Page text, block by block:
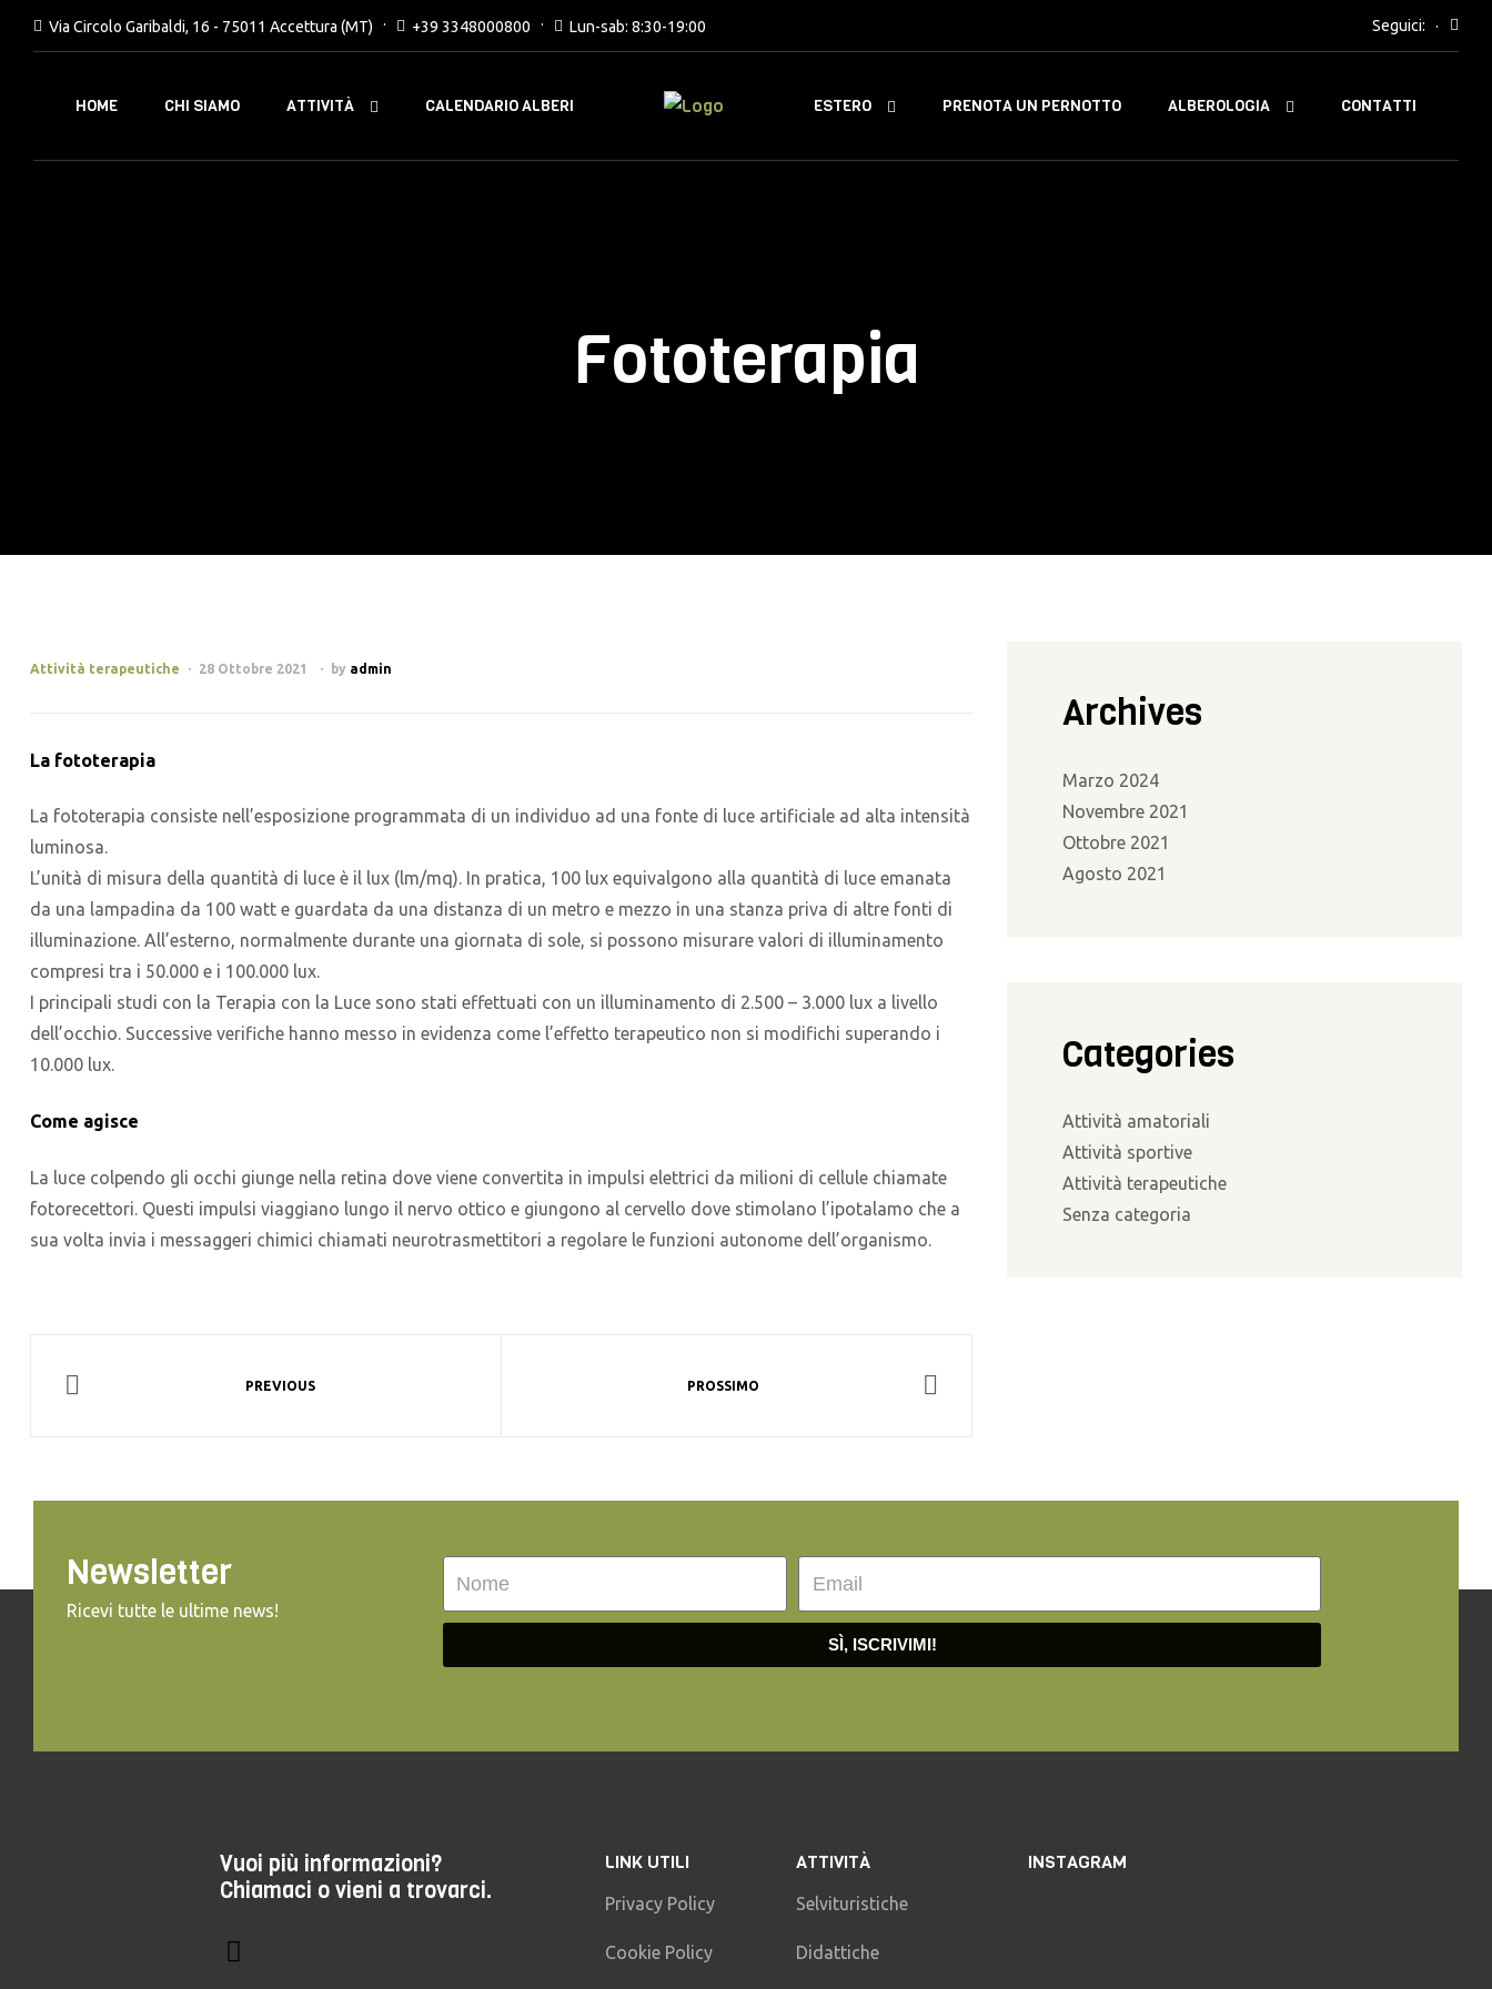
Via Circolo Garibaldi, 16 - 75011 Accettura (MT) +39 3348000800 Lun-sab: 8:30-19:00 Seguici:
HOME CHI SIAMO ATTIVITÀ CALENDARIO ALBERI ESTERO PRENOTA UN PERNOTTO ALBEROLOGIA CONTATTI
Fototerapia
Attività terapeutiche 28 Ottobre 2021 by admin
La fototerapia
La fototerapia consiste nell’esposizione programmata di un individuo ad una fonte di luce artificiale ad alta intensità
luminosa.
L’unità di misura della quantità di luce è il lux (lm/mq). In pratica, 100 lux equivalgono alla quantità di luce emanata
da una lampadina da 100 watt e guardata da una distanza di un metro e mezzo in una stanza priva di altre fonti di
illuminazione. All’esterno, normalmente durante una giornata di sole, si possono misurare valori di illuminamento
compresi tra i 50.000 e i 100.000 lux.
I principali studi con la Terapia con la Luce sono stati effettuati con un illuminamento di 2.500 – 3.000 lux a livello
dell’occhio. Successive verifiche hanno messo in evidenza come l’effetto terapeutico non si modifichi superando i
10.000 lux.
Come agisce
La luce colpendo gli occhi giunge nella retina dove viene convertita in impulsi elettrici da milioni di cellule chiamate
fotorecettori. Questi impulsi viaggiano lungo il nervo ottico e giungono al cervello dove stimolano l’ipotalamo che a
sua volta invia i messaggeri chimici chiamati neurotrasmettitori a regolare le funzioni autonome dell’organismo.
PREVIOUS PROSSIMO
Archives
Marzo 2024
Novembre 2021
Ottobre 2021
Agosto 2021
Categories
Attività amatoriali
Attività sportive
Attività terapeutiche
Senza categoria
Newsletter
Ricevi tutte le ultime news!
SÌ, ISCRIVIMI!
Vuoi più informazioni?
Chiamaci o vieni a trovarci.
LINK UTILI
Privacy Policy
Cookie Policy
ATTIVITÀ
Selvituristiche
Didattiche
INSTAGRAM